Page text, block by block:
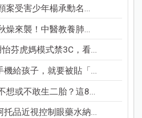
案受害少年楊承勳名...
燥來襲！中醫教養肺...
芬虎媽模式禁3C，看...
機給孩子，就要被貼「...
想或不敢生二胎？這8...
托品近視控制眼藥水納...